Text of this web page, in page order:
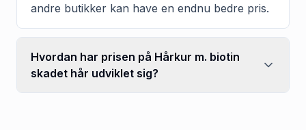
andre butikker kan have en endnu bedre pris.
Hvordan har prisen på Hårkur m. biotin
skadet hår udviklet sig?